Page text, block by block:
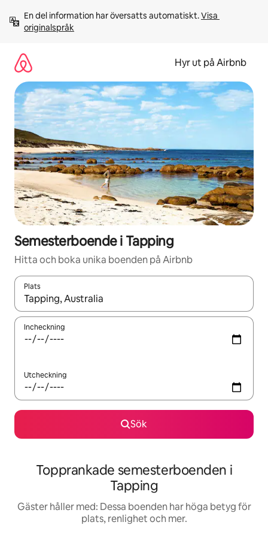
innehåll
En del information har översatts automatiskt. Visa
originalspråk
Hyr ut på Airbnb
Semesterboende i Tapping
Hitta och boka unika boenden på Airbnb
Plats
När resultaten är tillgängliga kan du navigera med upp- och
Incheckning
Utcheckning
Sök
Topprankade semesterboenden i
Tapping
Gäster håller med: Dessa boenden har höga betyg för
plats, renlighet och mer.